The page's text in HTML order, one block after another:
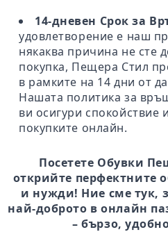
14-дневен Срок за
удовлетворение е наш
някаква причина не сте
покупка, Пещера Стил
в рамките на 14 дни от
Нашата политика за
ви осигури спокойствие
покупките онлайн.
Посетете Обувки
открийте перфектните
и нужди! Ние сме тук,
най-доброто в онлайн
– бързо,